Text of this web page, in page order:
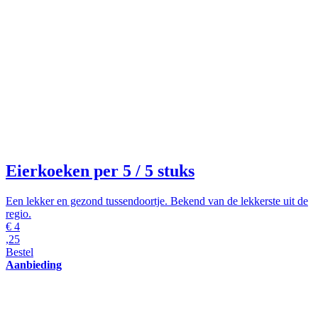
Eierkoeken per 5 / 5 stuks
Een lekker en gezond tussendoortje. Bekend van de lekkerste uit de
regio.
€ 4
,25
Bestel
Aanbieding